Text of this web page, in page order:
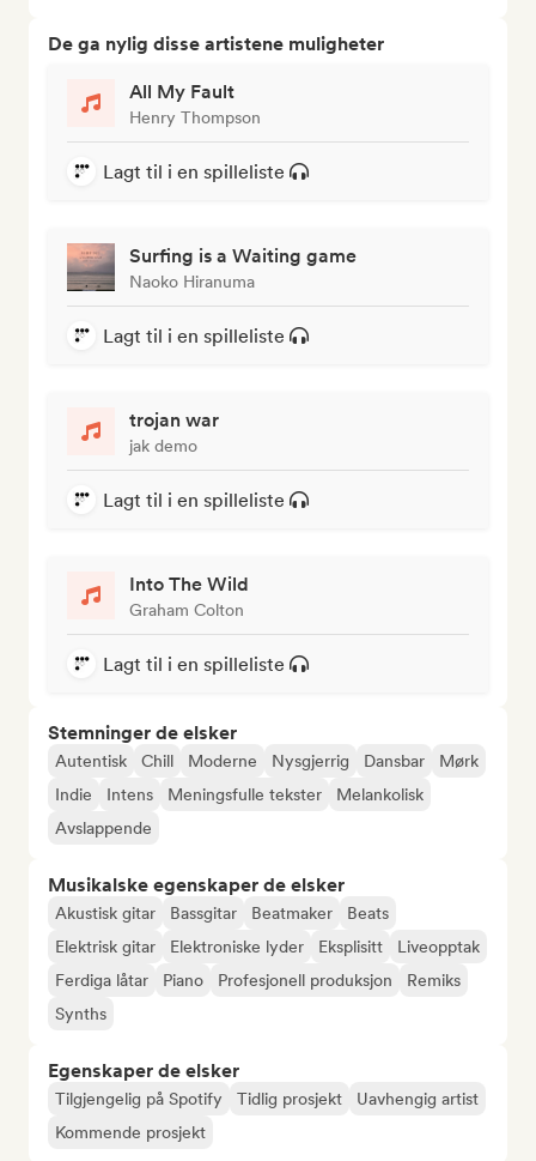
De ga nylig disse artistene muligheter
All My Fault
Henry Thompson
Lagt til i en spilleliste
Surfing is a Waiting game
Naoko Hiranuma
Lagt til i en spilleliste
trojan war
jak demo
Lagt til i en spilleliste
Into The Wild
Graham Colton
Lagt til i en spilleliste
Stemninger de elsker
Autentisk Chill Moderne Nysgjerrig Dansbar
Mørk
Indie
Intens Meningsfulle tekster
Melankolisk
Avslappende
Musikalske egenskaper de elsker
Akustisk gitar Bassgitar Beatmaker
Beats
Elektrisk gitar
Elektroniske lyder Eksplisitt
Liveopptak
Ferdiga låtar
Piano Profesjonell produksjon
Remiks
Synths
Egenskaper de elsker
Tilgjengelig på Spotify Tidlig prosjekt
Uavhengig artist
Kommende prosjekt